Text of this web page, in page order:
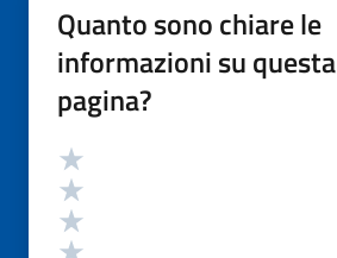
Quanto sono chiare le
informazioni su questa
pagina?
Valutazione